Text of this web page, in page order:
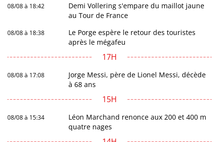
08/08 à 18:42
Demi Vollering s'empare du maillot jaune
au Tour de France
08/08 à 18:38
Le Porge espère le retour des touristes
après le mégafeu
17H
08/08 à 17:08
Jorge Messi, père de Lionel Messi, décède
à 68 ans
15H
08/08 à 15:34
Léon Marchand renonce aux 200 et 400 m
quatre nages